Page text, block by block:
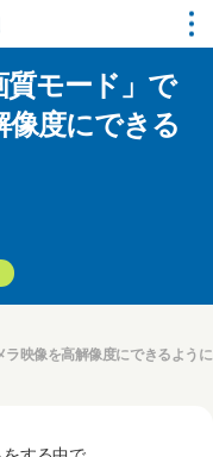
質モード」で
度にできる
ラ映像を高解像度にできるように